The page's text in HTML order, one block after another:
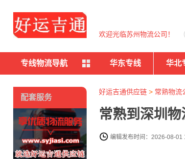
欢迎光临苏州物流公司！
专线物流导航 华东专线 华北
好运吉通供应链> 常熟物流
常熟到深圳
编辑发布时间：2026-08-01
配套服务